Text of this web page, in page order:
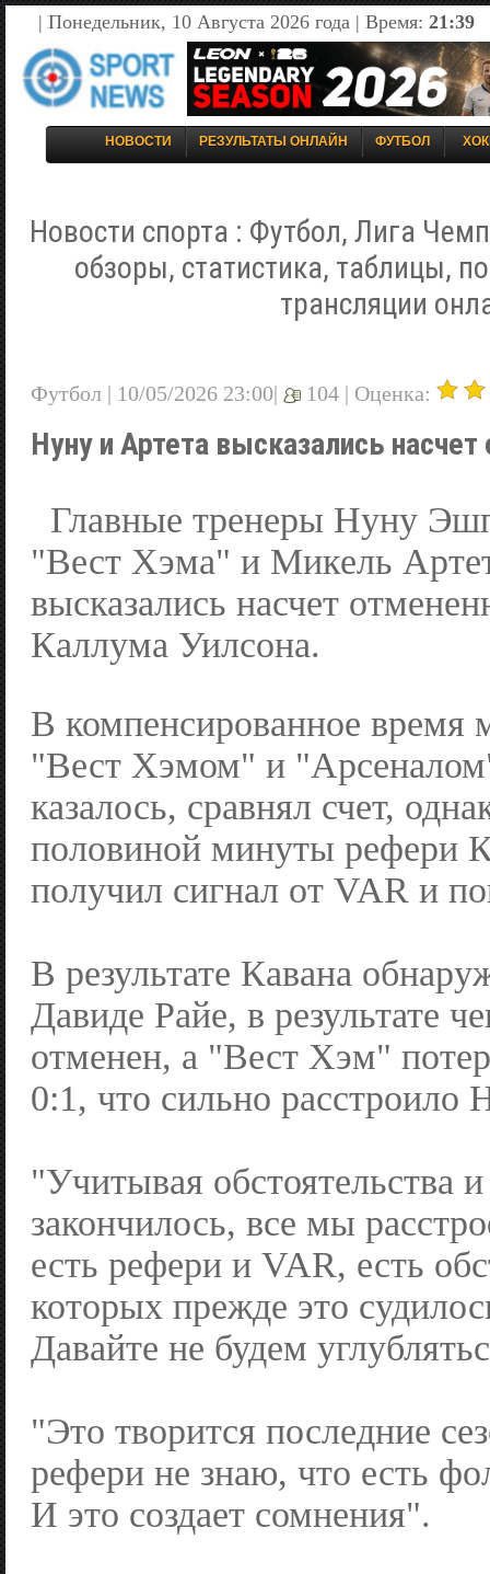
| Понедельник, 10 Августа 2026 года | Время: 21:39
НОВОСТИ РЕЗУЛЬТАТЫ ОНЛАЙН ФУТБОЛ
Новости спорта : Футбол, Лига
обзоры, статистика, таблицы,
трансляции
Футбол | 10/05/2026 23:00| 104 | Оценка:
Нуну и Артета высказались насчет
Главные тренеры Нуну
"Вест Хэма" и Микель
высказались насчет
Каллума Уилсона.
В компенсированное время
"Вест Хэмом" и
казалось, сравнял счет,
половиной минуты рефери
получил сигнал от VAR и
В результате Кавана
Давиде Райе, в результате
отменен, а "Вест Хэм"
0:1, что сильно расстроило
"Учитывая обстоятельства
закончилось, все мы
есть рефери и VAR, есть
которых прежде это
Давайте не будем
"Это творится последние
рефери не знаю, что есть
И это создает сомнения".